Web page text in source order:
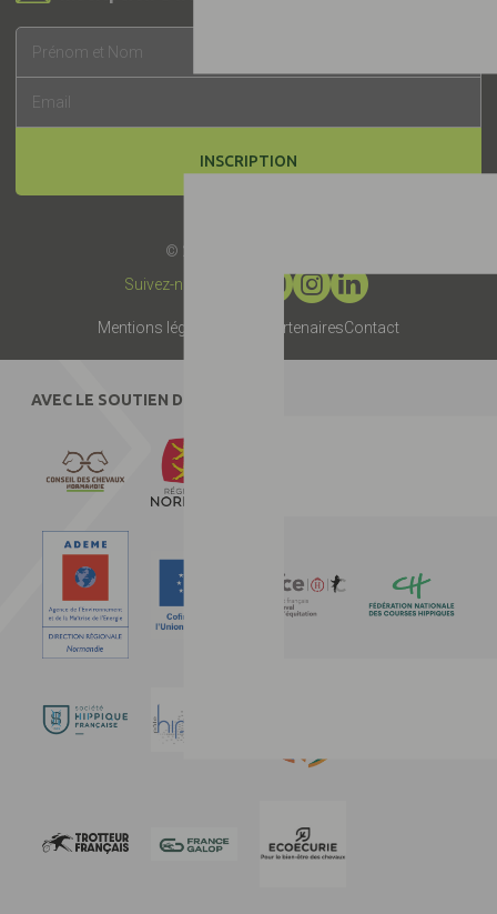
INSCRIPTION
© 2019 -
Suivez-nous :
Mentions légales PartenairesContact
AVEC LE SOUTIEN DE :